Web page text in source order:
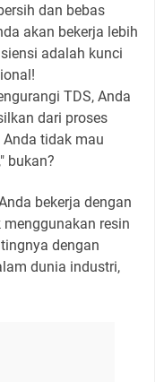
dan bebas
akan bekerja lebih
adalah kunci
TDS, Anda
dari proses
tidak mau
bukan?
bekerja dengan
resin
dengan
dunia industri,